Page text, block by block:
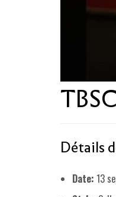
TBSC
Détails
Date: 13